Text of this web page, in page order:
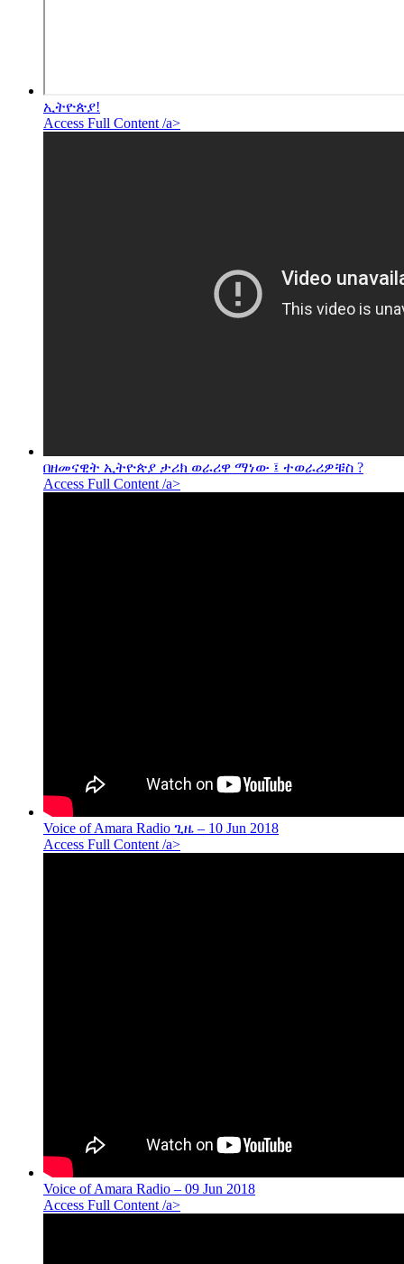
ኢትዮጵያ!
Access Full Content /a>
በዘመናዊት ኢትዮጵያ ታሪክ ወራሪዋ ማነው ፤ ተወራሪዎቹስ ?
Access Full Content /a>
Voice of Amara Radio ጊዜ – 10 Jun 2018
Access Full Content /a>
Voice of Amara Radio – 09 Jun 2018
Access Full Content /a>